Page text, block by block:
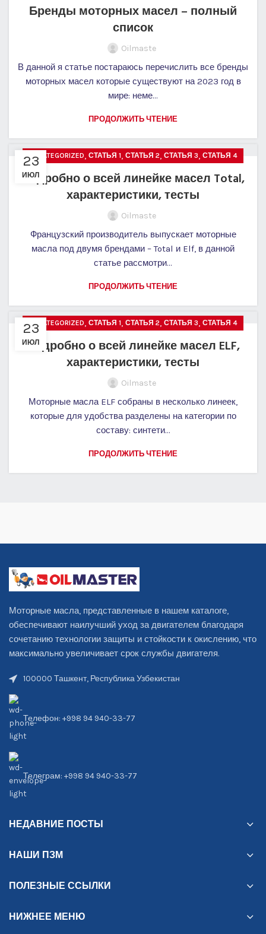
Бренды моторных масел – полный
список
Oilmaste
В данной я статье постараюсь перечислить все бренды
моторных масел которые существуют на 2023 год в
мире: неме...
ПРОДОЛЖИТЬ ЧТЕНИЕ
23
ИЮЛ
UNCATEGORIZED, СТАТЬЯ 1, СТАТЬЯ 2, СТАТЬЯ 3, СТАТЬЯ 4
Подробно о всей линейке масел Total,
характеристики, тесты
Oilmaste
Французский производитель выпускает моторные
масла под двумя брендами – Total и Elf, в данной
статье рассмотри...
ПРОДОЛЖИТЬ ЧТЕНИЕ
23
ИЮЛ
UNCATEGORIZED, СТАТЬЯ 1, СТАТЬЯ 2, СТАТЬЯ 3, СТАТЬЯ 4
Подробно о всей линейке масел ELF,
характеристики, тесты
Oilmaste
Моторные масла ELF собраны в несколько линеек,
которые для удобства разделены на категории по
составу: синтети...
ПРОДОЛЖИТЬ ЧТЕНИЕ
Моторные масла, представленные в нашем каталоге,
обеспечивают наилучший уход за двигателем благодаря
сочетанию технологии защиты и стойкости к окислению, что
максимально увеличивает срок службы двигателя.
100000 Ташкент, Республика Узбекистан
Телефон: +998 94 940-33-77
Телеграм: +998 94 940-33-77
НЕДАВНИЕ ПОСТЫ
НАШИ ПЗМ
ПОЛЕЗНЫЕ ССЫЛКИ
НИЖНЕЕ МЕНЮ